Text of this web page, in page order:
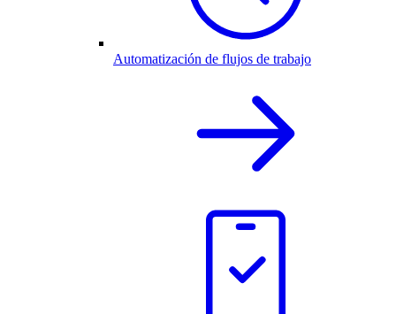
Automatización de flujos de trabajo